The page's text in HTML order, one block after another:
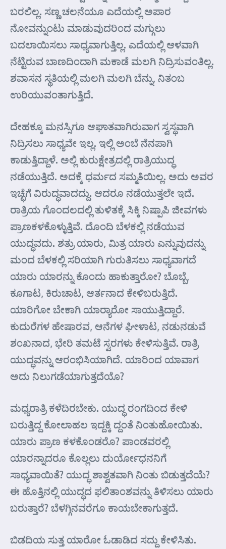
ಬರಲಿಲ್ಲ. ಸಣ್ಣ ಚಲನೆಯೂ ಎದೆಯಲ್ಲಿ ಅಪಾರ
ನೋವನ್ನುಂಟು ಮಾಡುವುದರಿಂದ ಮಗ್ಗುಲು
ಬದಲಾಯಿಸಲು ಸಾಧ್ಯವಾಗುತ್ತಿಲ್ಲ. ಎದೆಯಲ್ಲಿ ಆಳವಾಗಿ
ನೆಟ್ಟಿರುವ ಬಾಣದಿಂದಾಗಿ ಮಕಾಡೆ ಮಲಗಿ ನಿದ್ರಿಸುವಂತಿಲ್ಲ.
ಶವಾಸನ ಸ್ಥತಿಯಲ್ಲಿ ಮಲಗಿ ಮಲಗಿ ಬೆನ್ನು, ನಿತಂಬ
ಉರಿಯುವಂತಾಗುತ್ತಿದೆ.
ದೇಹಕ್ಕೂ ಮನಸ್ಸಿಗೂ ಆಘಾತವಾಗಿರುವಾಗ ಸ್ವಸ್ಥವಾಗಿ
ನಿದ್ರಿಸಲು ಸಾಧ್ಯವೇ ಇಲ್ಲ. ಇಲ್ಲಿ ಅಂಬೆ ನೆನಪಾಗಿ
ಕಾಡುತ್ತಿದ್ದಾಳೆ. ಅಲ್ಲಿ ಕುರುಕ್ಷೇತ್ರದಲ್ಲಿ ರಾತ್ರಿಯುದ್ಧ
ನಡೆಯುತ್ತಿದೆ. ಅದಕ್ಕೆ ಧರ್ಮದ ಸಮ್ಮತಿಯಿಲ್ಲ. ಅದು ಅವರ
ಇಚ್ಛೆಗೆ ವಿರುದ್ಧವಾದದ್ದು. ಆದರೂ ನಡೆಯುತ್ತಲೇ ಇದೆ.
ರಾತ್ರಿಯ ಗೊಂದಲದಲ್ಲಿ ತುಳಿತಕ್ಕೆ ಸಿಕ್ಕಿ ನಿಷ್ಪಾಪಿ ಜೀವಗಳು
ಪ್ರಾಣಕಳಕೊಳ್ಳುತ್ತಿವೆ. ದೊಂದಿ ಬೆಳಕಲ್ಲಿ ನಡೆಯುವ
ಯುದ್ಧವದು. ಶತ್ರು ಯಾರು, ಮಿತ್ರ ಯಾರು ಎನ್ನುವುದನ್ನು
ಮಂದ ಬೆಳಕಲ್ಲಿ ಸರಿಯಾಗಿ ಗುರುತಿಸಲು ಸಾಧ್ಯವಾಗದೆ
ಯಾರು ಯಾರನ್ನು ಕೊಂದು ಹಾಕುತ್ತಾರೋ? ಬೊಬ್ಬೆ,
ಕೂಗಾಟ, ಕಿರುಚಾಟ, ಆರ್ತನಾದ ಕೇಳಿಬರುತ್ತಿದೆ.
ಯಾರಿಗೋ ಬೇಕಾಗಿ ಯಾರ್‍ಯಾರೋ ಸಾಯುತ್ತಿದ್ದಾರೆ.
ಕುದುರೆಗಳ ಹೇಷಾರವ, ಆನೆಗಳ ಘೀಳಾಟ, ನಡುನಡುವೆ
ಶಂಖನಾದ, ಭೇರಿ ತಮಟೆ ಸ್ವರಗಳು ಕೇಳಿಸುತ್ತಿವೆ. ರಾತ್ರಿ
ಯುದ್ಧವನ್ನು ಆರಂಭಿಸಿಯಾಗಿದೆ. ಯಾರಿಂದ ಯಾವಾಗ
ಅದು ನಿಲುಗಡೆಯಾಗುತ್ತದೆಯೊ?
ಮಧ್ಯರಾತ್ರಿ ಕಳೆದಿರಬೇಕು. ಯುದ್ಧ ರಂಗದಿಂದ ಕೇಳಿ
ಬರುತ್ತಿದ್ದ ಕೋಲಾಹಲ ಇದ್ದಕ್ಕಿ ದ್ದಂತೆ ನಿಂತುಹೋಯಿತು.
ಯಾರು ಪ್ರಾಣ ಕಳಕೊಂಡರೊ? ಪಾಂಡವರಲ್ಲಿ
ಯಾರನ್ನಾದರೂ ಕೊಲ್ಲಲು ದುರ್ಯೋಧನನಿಗೆ
ಸಾಧ್ಯವಾಯಿತೆ? ಯುದ್ಧ ಶಾಶ್ವತವಾಗಿ ನಿಂತು ಬಿಡುತ್ತದೆಯೆ?
ಈ ಹೊತ್ತಿನಲ್ಲಿ ಯುದ್ಧದ ಫಲಿತಾಂಶವನ್ನು ತಿಳಿಸಲು ಯಾರು
ಬರುತ್ತಾರೆ? ಬೆಳಗ್ಗಿನವರೆಗೂ ಕಾಯಬೇಕಾಗುತ್ತದೆ.
ಬಿಡದಿಯ ಸುತ್ತ ಯಾರೋ ಓಡಾಡಿದ ಸದ್ದು ಕೇಳಿಸಿತು.